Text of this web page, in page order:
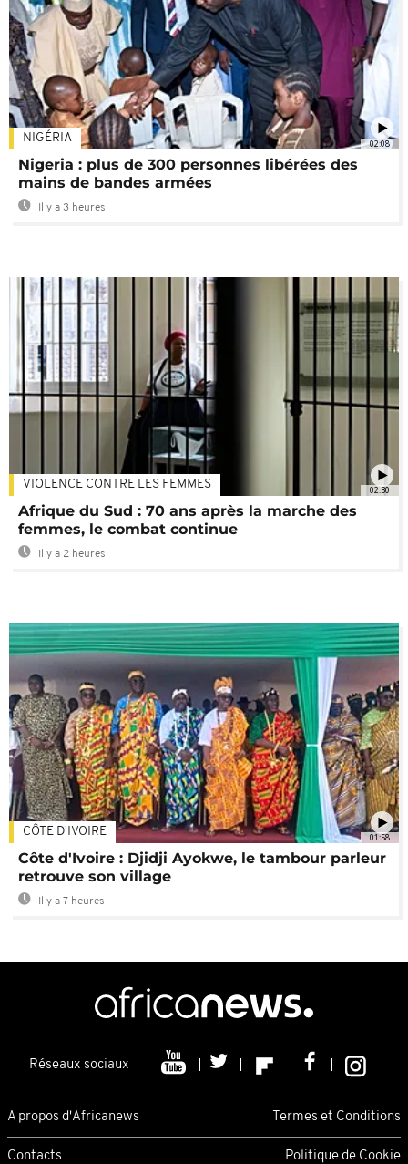
02:08
NIGÉRIA
Nigeria : plus de 300 personnes libérées des
mains de bandes armées
Il y a 3 heures
02:30
VIOLENCE CONTRE LES FEMMES
Afrique du Sud : 70 ans après la marche des
femmes, le combat continue
Il y a 2 heures
01:58
CÔTE D'IVOIRE
Côte d'Ivoire : Djidji Ayokwe, le tambour parleur
retrouve son village
Il y a 7 heures
Réseaux sociaux
A propos d'Africanews Termes et Conditions
Contacts Politique de Cookie